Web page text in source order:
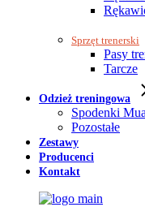
Sprzęt trenerski
Pasy
Tarcze
Odzież treningowa
Spodenki
Pozostałe
Zestawy
Producenci
Kontakt